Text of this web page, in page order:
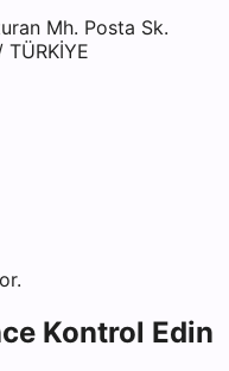
Mh. Posta Sk.
Kontrol Edin